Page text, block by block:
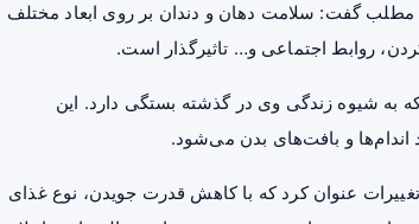
گفت: سلامت دهان و دندان بر روی ابعاد مختلف
روابط اجتماعی و… تاثیرگذار است.
به شیوه زندگی وی در گذشته بستگی دارد. این
اندام‌ها و بافت‌های بدن می‌شود.
عنوان کرد که با کاهش قدرت جویدن، نوع غذای